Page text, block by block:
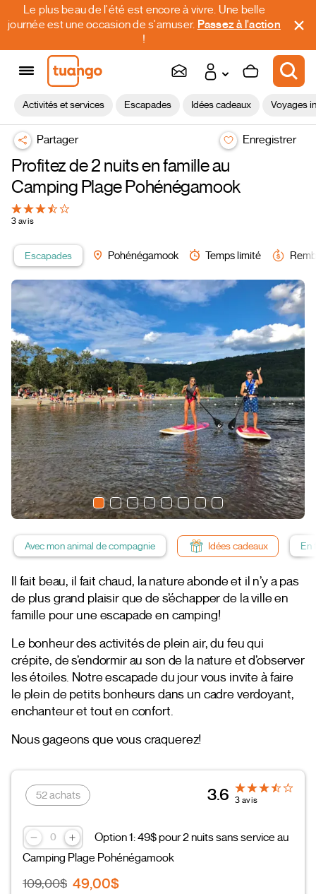
Le plus beau de l'été est encore à vivre. Une belle
journée est une occasion de s'amuser. Passez à l'action
!
Activités et services Escapades Idées cadeaux Voyages
Partager Enregistrer
Profitez de 2 nuits en famille au
Camping Plage Pohénégamook
3 avis
Escapades Pohénégamook Temps limité
Avec mon animal de compagnie Idées cadeaux En
Il fait beau, il fait chaud, la nature abonde et il n’y a pas
de plus grand plaisir que de s’échapper de la ville en
famille pour une escapade en camping!
Le bonheur des activités de plein air, du feu qui
crépite, de s’endormir au son de la nature et d’observer
les étoiles. Notre escapade du jour vous invite à faire
le plein de petits bonheurs dans un cadre verdoyant,
enchanteur et tout en confort.
Nous gageons que vous craquerez!
52 achats 3.6 3 avis
Option 1: 49$ pour 2 nuits sans service au
Camping Plage Pohénégamook
109,00$ 49,00$